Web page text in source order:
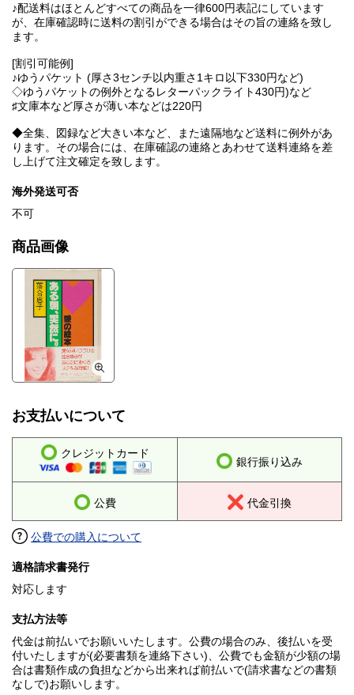
♪配送料はほとんどすべての商品を一律600円表記にしています
が、在庫確認時に送料の割引ができる場合はその旨の連絡を致し
ます。
[割引可能例]
♪ゆうパケット (厚さ3センチ以内重さ1キロ以下330円など)
◇ゆうパケットの例外となるレターパックライト430円)など
♯文庫本など厚さが薄い本などは220円
◆全集、図録など大きい本など、また遠隔地など送料に例外があ
ります。その場合には、在庫確認の連絡とあわせて送料連絡を差
し上げて注文確定を致します。
海外発送可否
不可
商品画像
お支払いについて
クレジットカード
銀行振り込み
公費 代金引換
公費での購入について
適格請求書発行
対応します
支払方法等
代金は前払いでお願いいたします。公費の場合のみ、後払いを受
付いたしますが(必要書類を連絡下さい)、公費でも金額が少額の場
合は書類作成の負担などから出来れば前払いで(請求書などの書類
なしで)お願いします。